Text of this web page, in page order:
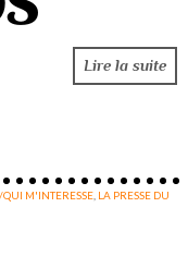
Lire la suite
M'INTERESSE LA PRESSE DU